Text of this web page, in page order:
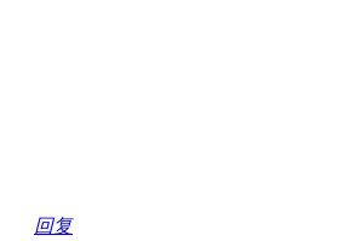
回复